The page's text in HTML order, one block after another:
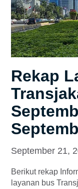
Rekap
September 21,
Berikut rekap
layanan bus